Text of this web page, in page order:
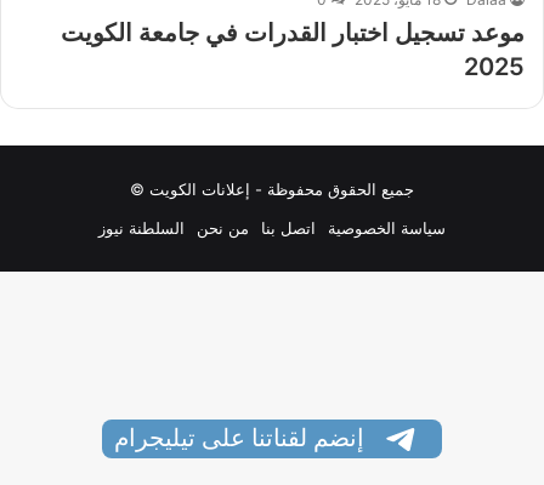
موعد تسجيل اختبار القدرات في جامعة الكويت
2025
جميع الحقوق محفوظة - إعلانات الكويت ©
سياسة الخصوصية
اتصل بنا من نحن السلطنة نيوز
إنضم لقناتنا على تيليجرام